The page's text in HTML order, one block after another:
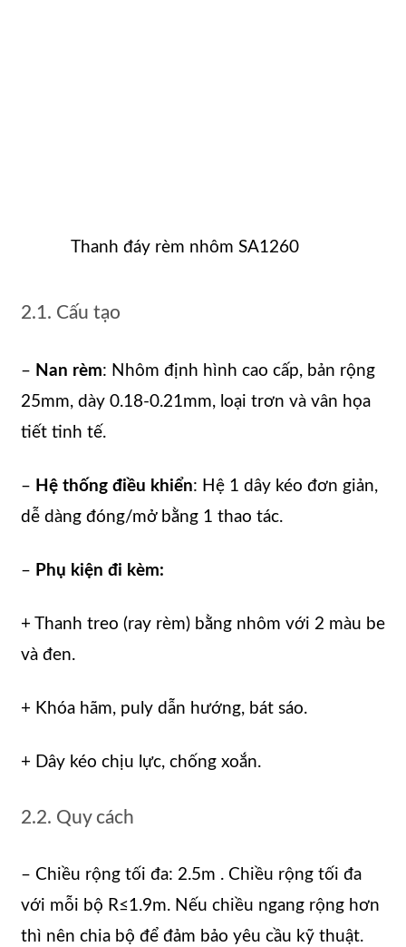
Thanh đáy rèm nhôm SA1260
2.1. Cấu tạo
– Nan rèm: Nhôm định hình cao cấp, bản rộng
25mm, dày 0.18-0.21mm, loại trơn và vân họa
tiết tinh tế.
– Hệ thống điều khiển: Hệ 1 dây kéo đơn giản,
dễ dàng đóng/mở bằng 1 thao tác.
– Phụ kiện đi kèm:
+ Thanh treo (ray rèm) bằng nhôm với 2 màu be
và đen.
+ Khóa hãm, puly dẫn hướng, bát sáo.
+ Dây kéo chịu lực, chống xoắn.
2.2. Quy cách
– Chiều rộng tối đa: 2.5m . Chiều rộng tối đa
với mỗi bộ R≤1.9m. Nếu chiều ngang rộng hơn
thì nên chia bộ để đảm bảo yêu cầu kỹ thuật.